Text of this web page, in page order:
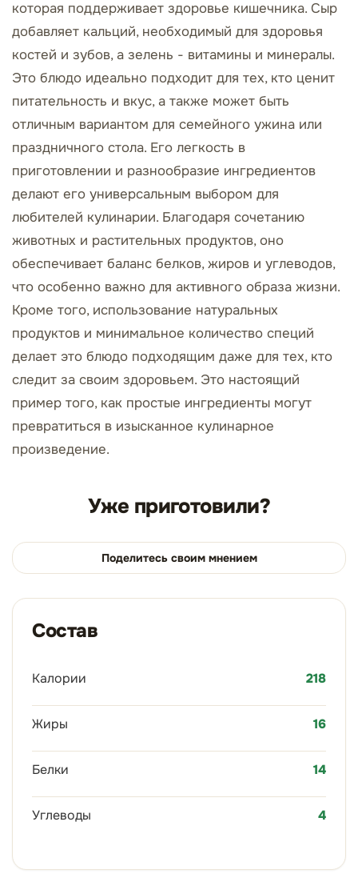
которая поддерживает здоровье кишечника. Сыр
добавляет кальций, необходимый для здоровья
костей и зубов, а зелень - витамины и минералы.
Это блюдо идеально подходит для тех, кто ценит
питательность и вкус, а также может быть
отличным вариантом для семейного ужина или
праздничного стола. Его легкость в
приготовлении и разнообразие ингредиентов
делают его универсальным выбором для
любителей кулинарии. Благодаря сочетанию
животных и растительных продуктов, оно
обеспечивает баланс белков, жиров и углеводов,
что особенно важно для активного образа жизни.
Кроме того, использование натуральных
продуктов и минимальное количество специй
делает это блюдо подходящим даже для тех, кто
следит за своим здоровьем. Это настоящий
пример того, как простые ингредиенты могут
превратиться в изысканное кулинарное
произведение.
Уже приготовили?
Поделитесь своим мнением
Состав
Калории 218
Жиры 16
Белки 14
Углеводы 4